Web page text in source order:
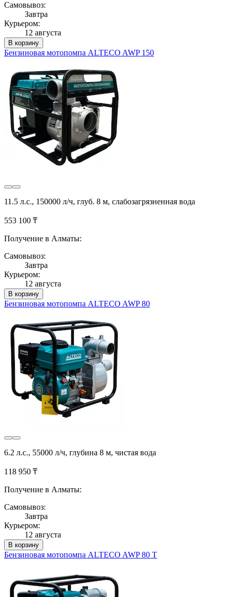
Самовывоз:
Завтра
Курьером:
12 августа
В корзину
Бензиновая мотопомпа ALTECO AWP 150
11.5 л.с., 150000 л/ч, глуб. 8 м, слабозагрязненная вода
553 100 ₸
Получение в Алматы:
Самовывоз:
Завтра
Курьером:
12 августа
В корзину
Бензиновая мотопомпа ALTECO AWP 80
6.2 л.с., 55000 л/ч, глубина 8 м, чистая вода
118 950 ₸
Получение в Алматы:
Самовывоз:
Завтра
Курьером:
12 августа
В корзину
Бензиновая мотопомпа ALTECO AWP 80 T